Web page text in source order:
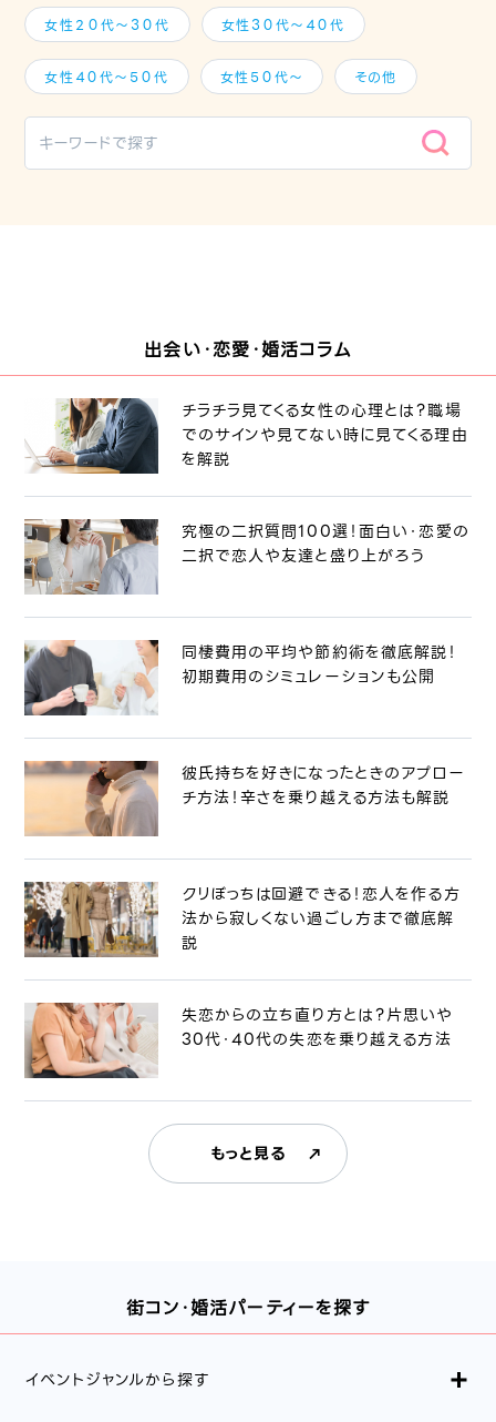
女性２０代～３０代 女性３０代～４０代
女性４０代～５０代 女性５０代～ その他
出会い・恋愛・婚活コラム
チラチラ見てくる女性の心理とは？職場
でのサインや見てない時に見てくる理由
を解説
究極の二択質問100選！面白い・恋愛の
二択で恋人や友達と盛り上がろう
同棲費用の平均や節約術を徹底解説！
初期費用のシミュレーションも公開
彼氏持ちを好きになったときのアプロー
チ方法！辛さを乗り越える方法も解説
クリぼっちは回避できる！恋人を作る方
法から寂しくない過ごし方まで徹底解
説
失恋からの立ち直り方とは？片思いや
30代・40代の失恋を乗り越える方法
もっと見る
街コン・婚活パーティーを探す
イベントジャンルから探す